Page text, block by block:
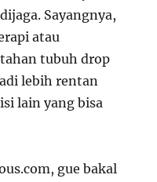
Sayangnya,
atau
tubuh drop
lebih rentan
lain yang bisa
gue bakal